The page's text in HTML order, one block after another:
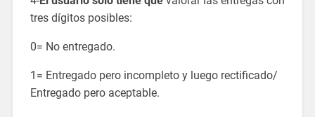
tres dígitos posibles:
0= No entregado.
1= Entregado pero incompleto y luego rectificado/
Entregado pero aceptable.